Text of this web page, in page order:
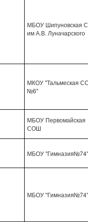
МБОУ Шипуновская
им А.В. Луначарского
МКОУ "Тальмеская
№6"
МБОУ Первомайская
СОШ
МБОУ "Гимназия№74"
МБОУ "Гимназия№74"